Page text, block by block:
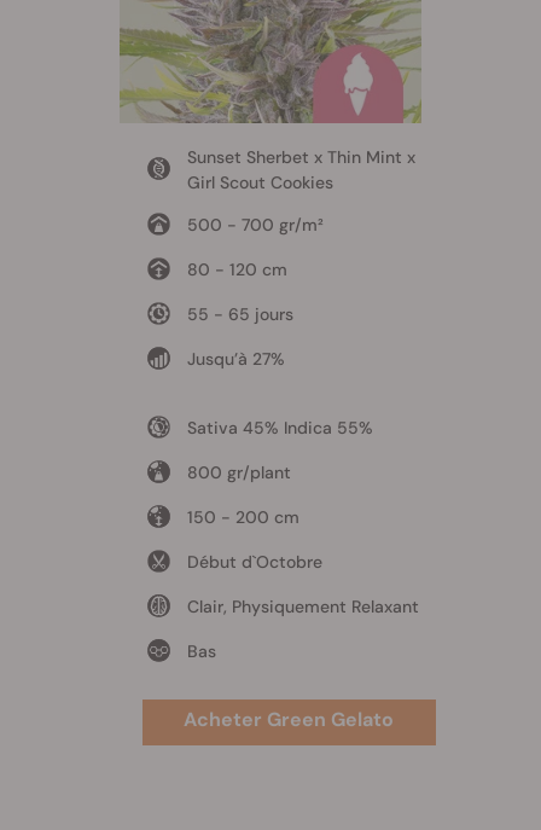
Sunset Sherbet x Thin Mint x
Girl Scout Cookies
500 - 700 gr/m²
80 - 120 cm
55 - 65 jours
Jusqu’à 27%
Sativa 45% Indica 55%
800 gr/plant
150 - 200 cm
Début d`Octobre
Clair, Physiquement Relaxant
Bas
Acheter Green Gelato